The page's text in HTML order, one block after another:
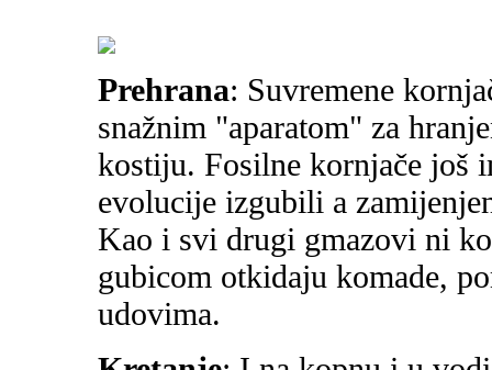
Prehrana: Suvremene
snažnim "aparatom" za
kostiju. Fosilne kornjače još
evolucije izgubili a
Kao i svi drugi gmazovi ni
gubicom otkidaju komade,
udovima.